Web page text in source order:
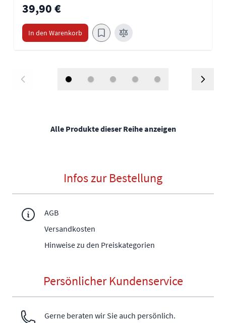
39,90 €
In den Warenkorb
Alle Produkte dieser Reihe anzeigen
Infos zur Bestellung
AGB
Versandkosten
Hinweise zu den Preiskategorien
Persönlicher Kundenservice
Gerne beraten wir Sie auch persönlich.